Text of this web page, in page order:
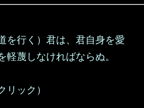
を行く）君は、君自身を愛
軽蔑しなければならぬ。
リック）